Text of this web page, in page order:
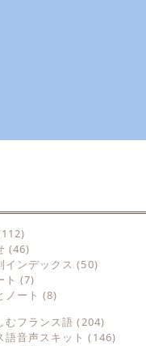
(46)
インデックス (50)
ト (7)
ノート (8)
むフランス語 (204)
語音声スキット (146)